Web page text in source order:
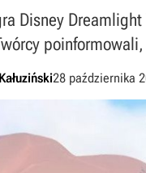
Disney
28 października